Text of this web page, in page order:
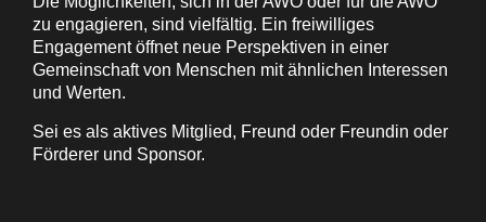
zu engagieren, sind vielfältig. Ein freiwilliges
Engagement öffnet neue Perspektiven in einer
Gemeinschaft von Menschen mit ähnlichen Interessen
und Werten.
Sei es als aktives Mitglied, Freund oder Freundin oder
Förderer und Sponsor.